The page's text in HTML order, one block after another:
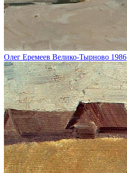
Олег Еремеев Велико-Тырново 1986